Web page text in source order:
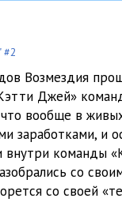
01
02
01
01
#2
Возмездия
Джей»
вообще в
заработками, и
внутри команды
со
со своей